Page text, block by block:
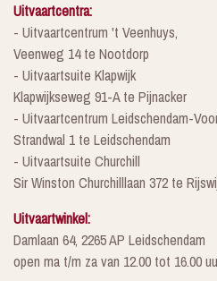
Uitvaartcentra:
- Uitvaartcentrum 't Veenhuys,
Veenweg 14 te Nootdorp
- Uitvaartsuite Klapwijk
Klapwijkseweg 91-A te Pijnacker
- Uitvaartcentrum Leidschendam-
Strandwal 1 te Leidschendam
- Uitvaartsuite Churchill
Sir Winston Churchilllaan 372 te
Uitvaartwinkel:
Damlaan 64, 2265 AP Leidschendam
open ma t/m za van 12.00 tot 16.00